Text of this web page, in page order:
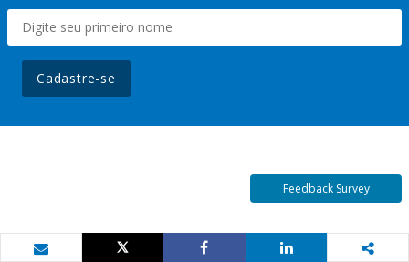
Cadastre-se
Feedback Survey